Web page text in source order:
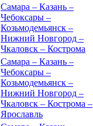
Самара – Казань –
Чебоксары –
Козьмодемьянск –
Нижний Новгород –
Чкаловск – Кострома
Самара – Казань –
Чебоксары –
Козьмодемьянск –
Нижний Новгород –
Чкаловск – Кострома –
Ярославль